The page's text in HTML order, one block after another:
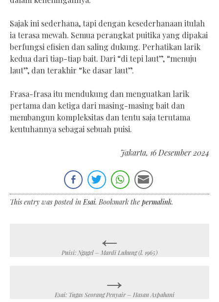
Sajak ini sederhana, tapi dengan kesederhanaan itulah
ia terasa mewah. Semua perangkat puitika yang dipakai
berfungsi efisien dan saling dukung. Perhatikan larik
kedua dari tiap-tiap bait. Dari “di tepi laut”, “menuju
laut”, dan terakhir “ke dasar laut”.
Frasa-frasa itu mendukung dan menguatkan larik
pertama dan ketiga dari masing-masing bait dan
membangun kompleksitas dan tentu saja terutama
keutuhannya sebagai sebuah puisi.
Jakarta, 16 Desember 2024
This entry was posted inEsai. Bookmark the permalink.
navigation
←
Puisi: Ngagel – Mardi Luhung (l. 1965)
→
Esai: Tugas Seorang Penyair – Hasan Aspahani